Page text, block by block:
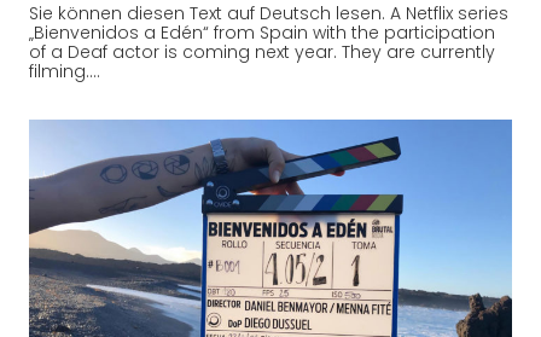
Sie können diesen Text auf Deutsch lesen. A Netflix series
„Bienvenidos a Edén“ from Spain with the participation
of a Deaf actor is coming next year. They are currently
filming.…